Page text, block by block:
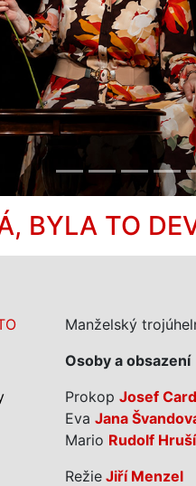
BYLA TO
Manželský
Osoby a obsazení
Prokop Josef
Eva Jana
Mario Rudolf
RežieJiří Menzel